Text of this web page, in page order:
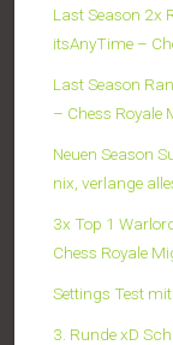
Last Season 2x
itsAnyTime –
Last Season
– Chess Royale
Neuen Season
nix, verlange
3x Top 1
Chess Royale
Settings Test
3. Runde xD